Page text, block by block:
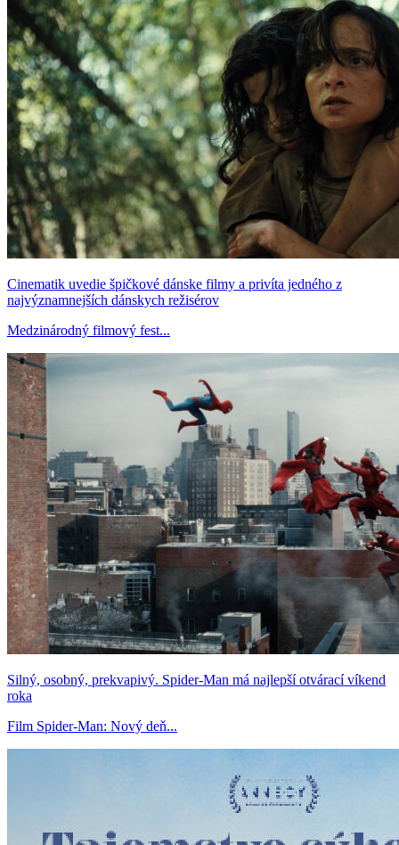
Cinematik uvedie špičkové dánske filmy a privíta jedného z
najvýznamnejších dánskych režisérov
Medzinárodný filmový fest...
Silný, osobný, prekvapivý. Spider-Man má najlepší otvárací víkend
roka
Film Spider-Man: Nový deň...